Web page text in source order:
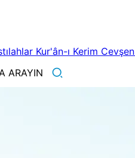
Kur'ân-ı Kerim Cevşen
ARAYIN